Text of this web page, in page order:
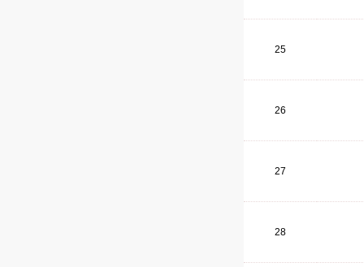
25
26
27
28